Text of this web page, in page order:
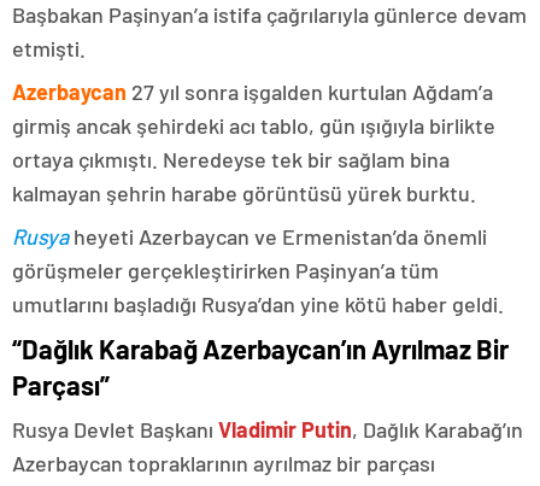
Başbakan Paşinyan’a istifa çağrılarıyla günlerce devam
etmişti.
Azerbaycan 27 yıl sonra işgalden kurtulan Ağdam’a
girmiş ancak şehirdeki acı tablo, gün ışığıyla birlikte
ortaya çıkmıştı. Neredeyse tek bir sağlam bina
kalmayan şehrin harabe görüntüsü yürek burktu.
Rusyaheyeti Azerbaycan ve Ermenistan’da önemli
görüşmeler gerçekleştirirken Paşinyan’a tüm
umutlarını başladığı Rusya’dan yine kötü haber geldi.
“Dağlık Karabağ Azerbaycan’ın Ayrılmaz Bir
Parçası”
Rusya Devlet Başkanı Vladimir Putin, Dağlık Karabağ’ın
Azerbaycan topraklarının ayrılmaz bir parçası